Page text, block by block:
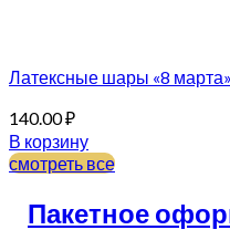
Латексные шары «8
140.00₽
В корзину
смотреть все
Пакетное